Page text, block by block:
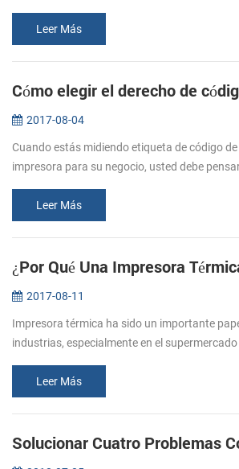
impresió...
Leer Más
2017-08-04
Cuando estás midiendo etiqueta de código
impresora para su negocio, usted debe
Es importante re...
Leer Más
2017-08-11
Impresora térmica ha sido un importante
industrias, especialmente en el
industria...
Leer Más